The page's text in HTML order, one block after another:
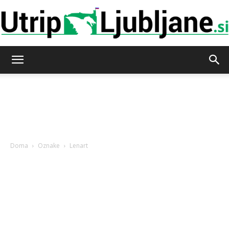
Doma Oznake Lenart